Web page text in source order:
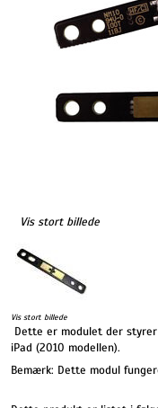
Vis stort billede
Vis stort billede
Dette er modulet der
iPad (2010 modellen).
Bemærk: Dette modul